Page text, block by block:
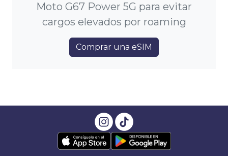
Moto G67 Power 5G para evitar
cargos elevados por roaming
Comprar una eSIM